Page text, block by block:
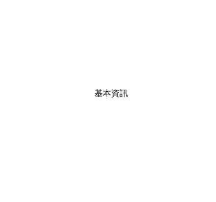
基本資訊